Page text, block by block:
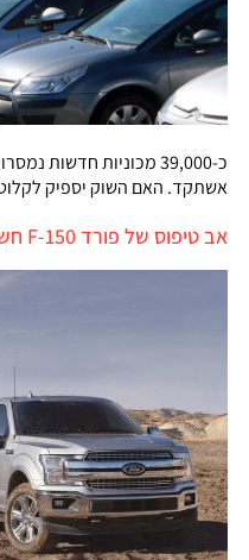
כ-39,000 מכוניות חדשות
אשתקד. האם השוק יספיק לקלוט
אב טיפוס של פורד F-150 חשמלי נחשף בתמונות ריגול